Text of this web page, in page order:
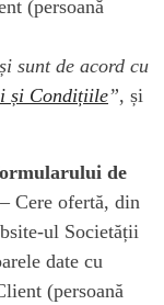
(persoană
sunt de acord cu
și Condițiile”, și
de
Cere ofertă, din
ul Societății
date cu
(persoană